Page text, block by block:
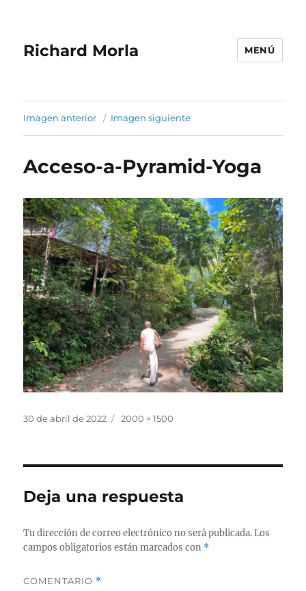
Richard Morla MENÚ
Imagen anterior Imagen siguiente
Acceso-a-Pyramid-Yoga
Publicado
30 de abril de 2022
Tamaño
2000 × 1500
Deja una respuesta
Tu dirección de correo electrónico no será publicada. Los
campos obligatorios están marcados con *
COMENTARIO *